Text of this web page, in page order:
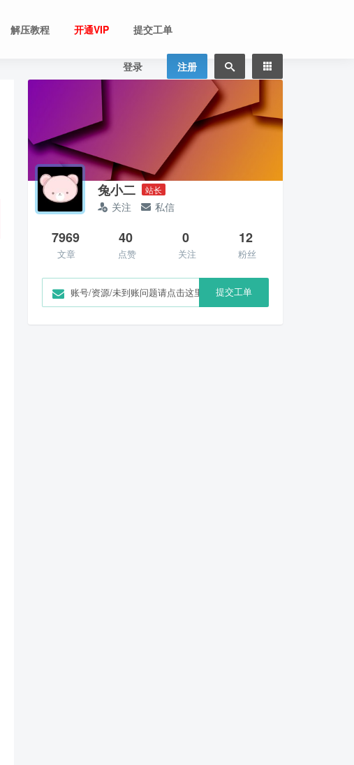
解压教程 开通VIP 提交工单
登录 注册
兔小二 站长
关注 私信
7969
文章
40
点赞
0
关注
12
粉丝
账号/资源/未到账问题请点击这里 提交工单